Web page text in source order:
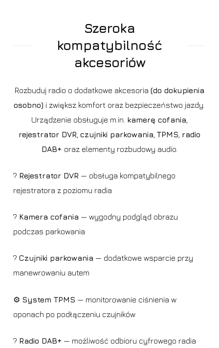
Szeroka
kompatybilność
akcesoriów
Rozbuduj radio o dodatkowe akcesoria (do dokupienia
osobno) i zwiększ komfort oraz bezpieczeństwo jazdy.
Urządzenie obsługuje m.in. kamerę cofania
rejestrator DVR czujniki parkowania TPMS radio
DAB+ oraz elementy rozbudowy audio.
? Rejestrator DVR — obsługa kompatybilnego
rejestratora z poziomu radia
? Kamera cofania — wygodny podgląd obrazu
podczas parkowania
?️ Czujniki parkowania — dodatkowe wsparcie przy
manewrowaniu autem
⚙️ System TPMS — monitorowanie ciśnienia w
oponach po podłączeniu czujników
? Radio DAB+— możliwość odbioru cyfrowego radia